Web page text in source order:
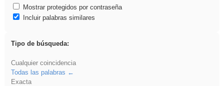
Mostrar protegidos por contraseña
Incluir palabras similares
Tipo de búsqueda:
Cualquier coincidencia
Todas las palabras
Exacta